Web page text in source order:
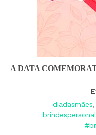
A DATA
diadasmães,